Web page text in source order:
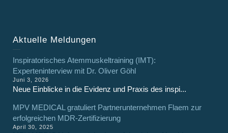
Aktuelle Meldungen
Inspiratorisches Atemmuskeltraining (IMT):
Experteninterview mit Dr. Oliver Göhl
Juni 3, 2026
Neue Einblicke in die Evidenz und Praxis des inspi...
MPV MEDICAL gratuliert Partnerunternehmen Flaem zur
erfolgreichen MDR-Zertifizierung
April 30, 2025